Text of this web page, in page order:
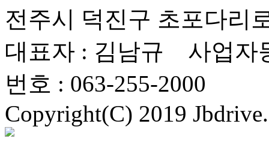
전주시 덕진구 초포다리
대표자 : 김남규 사업자
번호 : 063-255-2000
Copyright(C) 2019